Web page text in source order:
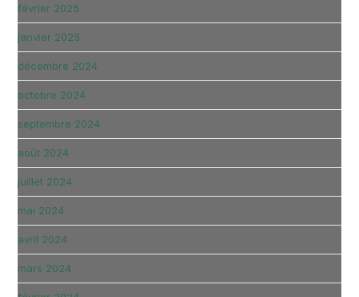
février 2025
janvier 2025
décembre 2024
octobre 2024
septembre 2024
août 2024
juillet 2024
mai 2024
avril 2024
mars 2024